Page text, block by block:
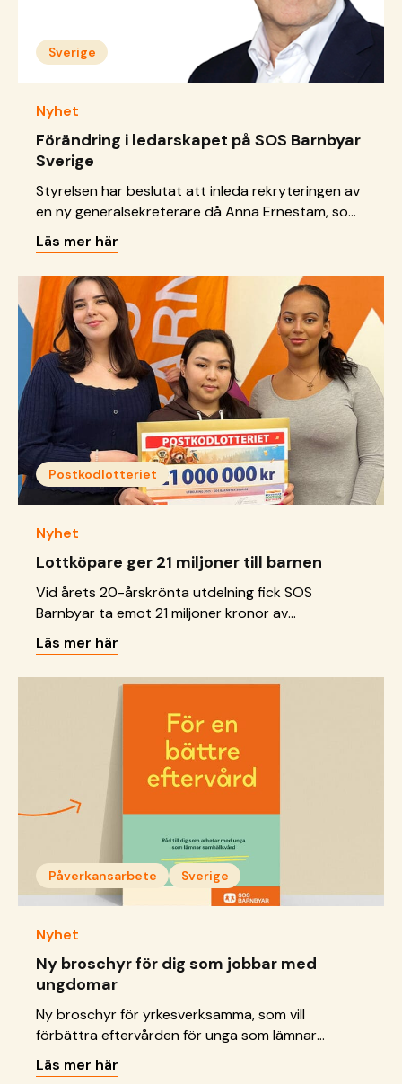
Sverige
Nyhet
Förändring i ledarskapet på SOS Barnbyar
Sverige
Styrelsen har beslutat att inleda rekryteringen av
en ny generalsekreterare då Anna Ernestam, som
lett organisationen sedan 2020, lämnar sin roll.
Läs mer här
Postkodlotteriet
Nyhet
Lottköpare ger 21 miljoner till barnen
Vid årets 20-årskrönta utdelning fick SOS
Barnbyar ta emot 21 miljoner kronor av
Postkodlotteriet.
Läs mer här
Påverkansarbete Sverige
Nyhet
Ny broschyr för dig som jobbar med
ungdomar
Ny broschyr för yrkesverksamma, som vill
förbättra eftervården för unga som lämnar
samhällsvård.
Läs mer här